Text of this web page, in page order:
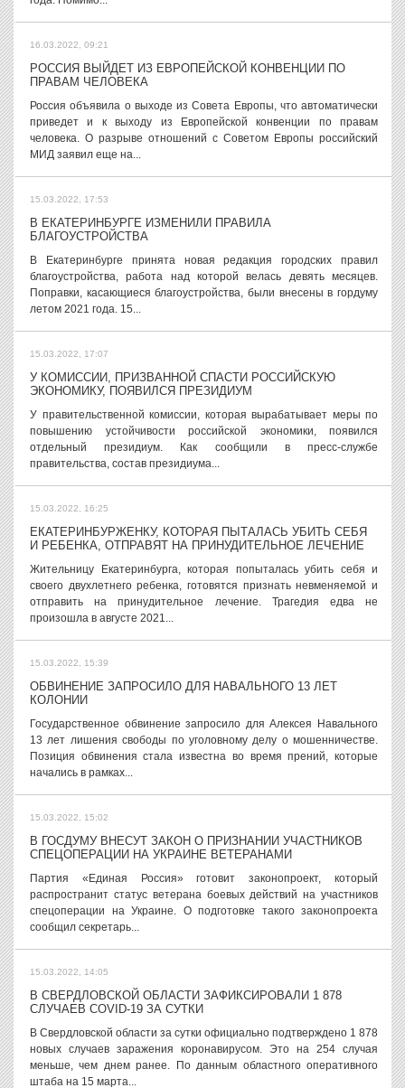
16.03.2022, 09:21
РОССИЯ ВЫЙДЕТ ИЗ ЕВРОПЕЙСКОЙ КОНВЕНЦИИ ПО
ПРАВАМ ЧЕЛОВЕКА
Россия объявила о выходе из Совета Европы, что автоматически
приведет и к выходу из Европейской конвенции по правам
человека. О разрыве отношений с Советом Европы российский
МИД заявил еще на...
15.03.2022, 17:53
В ЕКАТЕРИНБУРГЕ ИЗМЕНИЛИ ПРАВИЛА
БЛАГОУСТРОЙСТВА
В Екатеринбурге принята новая редакция городских правил
благоустройства, работа над которой велась девять месяцев.
Поправки, касающиеся благоустройства, были внесены в гордуму
летом 2021 года. 15...
15.03.2022, 17:07
У КОМИССИИ, ПРИЗВАННОЙ СПАСТИ РОССИЙСКУЮ
ЭКОНОМИКУ, ПОЯВИЛСЯ ПРЕЗИДИУМ
У правительственной комиссии, которая вырабатывает меры по
повышению устойчивости российской экономики, появился
отдельный президиум. Как сообщили в пресс-службе
правительства, состав президиума...
15.03.2022, 16:25
ЕКАТЕРИНБУРЖЕНКУ, КОТОРАЯ ПЫТАЛАСЬ УБИТЬ СЕБЯ
И РЕБЕНКА, ОТПРАВЯТ НА ПРИНУДИТЕЛЬНОЕ ЛЕЧЕНИЕ
Жительницу Екатеринбурга, которая попыталась убить себя и
своего двухлетнего ребенка, готовятся признать невменяемой и
отправить на принудительное лечение. Трагедия едва не
произошла в августе 2021...
15.03.2022, 15:39
ОБВИНЕНИЕ ЗАПРОСИЛО ДЛЯ НАВАЛЬНОГО 13 ЛЕТ
КОЛОНИИ
Государственное обвинение запросило для Алексея Навального
13 лет лишения свободы по уголовному делу о мошенничестве.
Позиция обвинения стала известна во время прений, которые
начались в рамках...
15.03.2022, 15:02
В ГОСДУМУ ВНЕСУТ ЗАКОН О ПРИЗНАНИИ УЧАСТНИКОВ
СПЕЦОПЕРАЦИИ НА УКРАИНЕ ВЕТЕРАНАМИ
Партия «Единая Россия» готовит законопроект, который
распространит статус ветерана боевых действий на участников
спецоперации на Украине. О подготовке такого законопроекта
сообщил секретарь...
15.03.2022, 14:05
В СВЕРДЛОВСКОЙ ОБЛАСТИ ЗАФИКСИРОВАЛИ 1 878
СЛУЧАЕВ COVID-19 ЗА СУТКИ
В Свердловской области за сутки официально подтверждено 1 878
новых случаев заражения коронавирусом. Это на 254 случая
меньше, чем днем ранее. По данным областного оперативного
штаба на 15 марта...